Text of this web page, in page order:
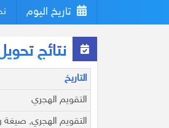
تاريخ اليوم
نتائج تحويل
التاريخ
التقويم الهجري
التقويم الهجري, صيغة